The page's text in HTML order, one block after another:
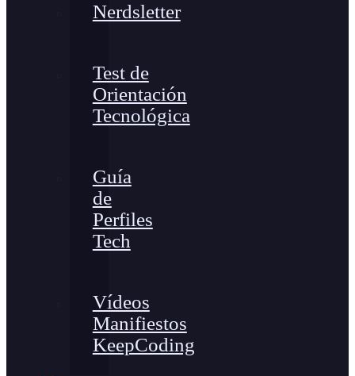
Nerdsletter
Test de
Orientación
Tecnológica
Guía
de
Perfiles
Tech
Vídeos
Manifiestos
KeepCoding